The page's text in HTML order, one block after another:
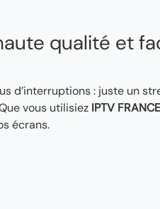
qualité et
d’interruptions : juste un
vous utilisiez IPTV
écrans.